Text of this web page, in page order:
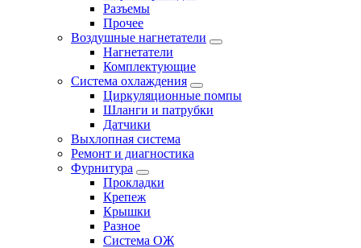
Разъемы
Прочее
Воздушные нагнетатели
Нагнетатели
Комплектующие
Система охлаждения
Циркуляционные помпы
Шланги и патрубки
Датчики
Выхлопная система
Ремонт и диагностика
Фурнитура
Прокладки
Крепеж
Крышки
Разное
Система ОЖ